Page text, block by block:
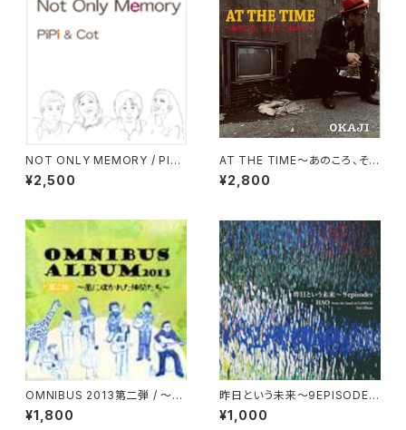
NOT ONLY MEMORY / PIPI
& Cot
¥2,500
AT THE TIME〜あのころ、そし
てこれから〜 / OKAJI
¥2,800
OMNIBUS 2013第二弾 / 〜風
に吹かれた仲間たち〜
¥1,800
昨日という未来～9EPISODES
/ HAO FROM THE BAND OF
GARAGE
¥1,000